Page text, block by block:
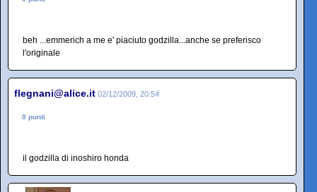
beh ...emmerich a me e' piaciuto godzilla...anche se preferisco
l'originale
flegnani@alice.it 02/12/2009, 20:54
0 punti
il godzilla di inoshiro honda